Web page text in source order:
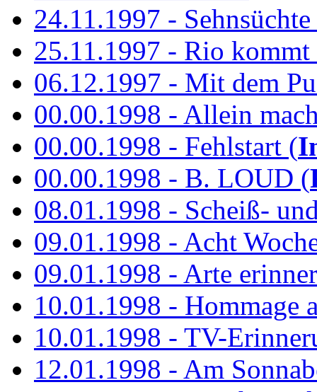
24.11.1997 -
25.11.1997 - Rio kommt
06.12.1997 - Mit dem
00.00.1998 - Allein
00.00.1998 - Fehlstart (
00.00.1998 - B. LOUD (
08.01.1998 - Scheiß-
09.01.1998 - Acht
09.01.1998 - Arte
10.01.1998 - Hommage
10.01.1998 - TV-
12.01.1998 - Am